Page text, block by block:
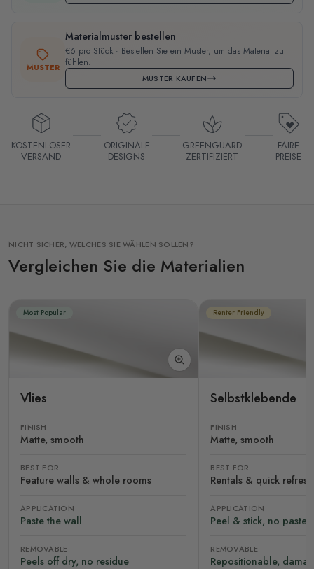
MUSTER
Materialmuster bestellen
€6 pro Stück · Bestellen Sie ein Muster, um das Material zu
fühlen.
MUSTER KAUFEN
KOSTENLOSER
VERSAND
ORIGINALE
DESIGNS
GREENGUARD
ZERTIFIZIERT
FAIRE
PREISE
NICHT SICHER, WELCHES SIE WÄHLEN SOLLEN?
Vergleichen Sie die Materialien
Most Popular
Vlies
FINISH
Matte, smooth
BEST FOR
Feature walls & whole rooms
APPLICATION
Paste the wall
REMOVABLE
Peels off dry, no residue
Renter Friendly
Selbstklebende
FINISH
Matte, smooth
BEST FOR
Rentals & quick
APPLICATION
Peel & stick, no paste
REMOVABLE
Repositionable,